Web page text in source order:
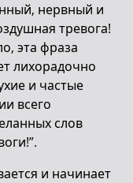
нервный и
тревога!
эта фраза
лихорадочно
и частые
всего
слов
и начинает